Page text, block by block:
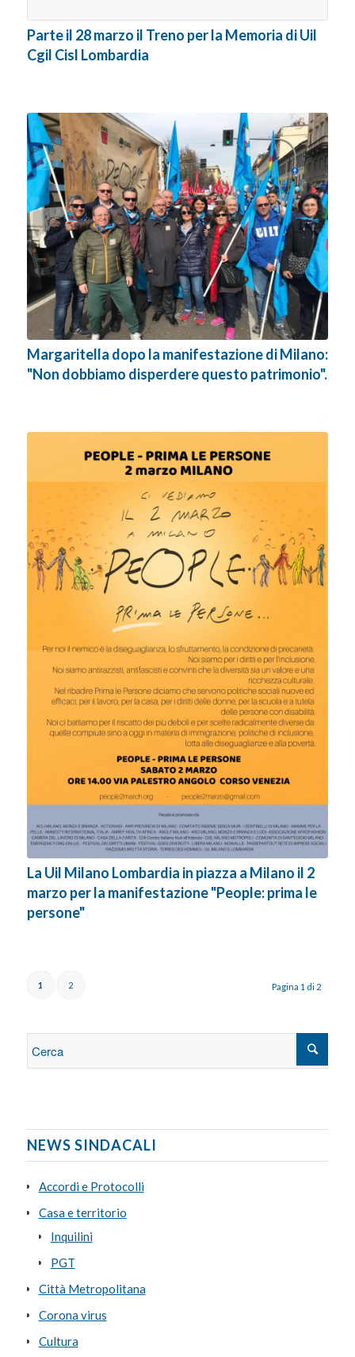
Parte il 28 marzo il Treno per la Memoria di Uil
Cgil Cisl Lombardia
Margaritella dopo la manifestazione di Milano:
"Non dobbiamo disperdere questo patrimonio".
La Uil Milano Lombardia in piazza a Milano il 2
marzo per la manifestazione "People: prima le
persone"
Pagina 1 di 2
1 2
NEWS SINDACALI
Accordi e Protocolli
Casa e territorio
Inquilini
PGT
Città Metropolitana
Corona virus
Cultura